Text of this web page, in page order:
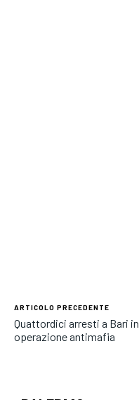
ARTICOLO PRECEDENTE
Quattordici arresti a Bari in
operazione antimafia